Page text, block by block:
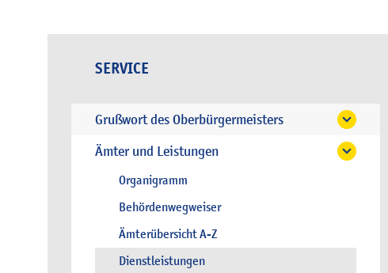
SERVICE
Grußwort des Oberbürgermeisters
Ämter und Leistungen
Organigramm
Behördenwegweiser
Ämterübersicht A-Z
Dienstleistungen